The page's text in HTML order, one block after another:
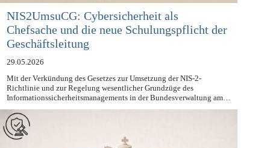
NIS2UmsuCG: Cybersicherheit als
Chefsache und die neue Schulungspflicht der
Geschäftsleitung
29.05.2026
Mit der Verkündung des Gesetzes zur Umsetzung der NIS-2-
Richtlinie und zur Regelung wesentlicher Grundzüge des
Informationssicherheitsmanagements in der Bundesverwaltung am…